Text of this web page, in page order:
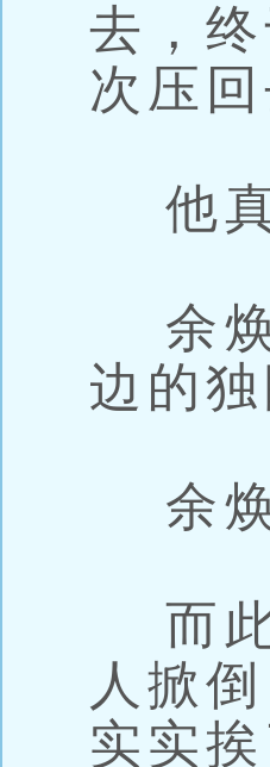
去，
次压回
他真
余焕
边的
余焕
而此
人掀
实实